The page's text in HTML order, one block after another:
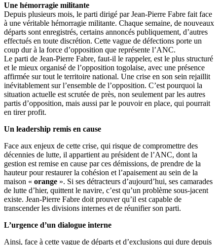
Une hémorragie militante
Depuis plusieurs mois, le parti dirigé par Jean-Pierre Fabre fait face
à une véritable hémorragie militante. Chaque semaine, de nouveaux
départs sont enregistrés, certains annoncés publiquement, d’autres
effectués en toute discrétion. Cette vague de défections porte un
coup dur à la force d’opposition que représente l’ANC.
Le parti de Jean-Pierre Fabre, faut-il le rappeler, est le plus structuré
et le mieux organisé de l’opposition togolaise, avec une présence
affirmée sur tout le territoire national. Une crise en son sein rejaillit
inévitablement sur l’ensemble de l’opposition. C’est pourquoi la
situation actuelle est scrutée de près, non seulement par les autres
partis d’opposition, mais aussi par le pouvoir en place, qui pourrait
en tirer profit.
Un leadership remis en cause
Face aux enjeux de cette crise, qui risque de compromettre des
décennies de lutte, il appartient au président de l’ANC, dont la
gestion est remise en cause par ces démissions, de prendre de la
hauteur pour restaurer la cohésion et l’apaisement au sein de la
maison « orange ». Si ses détracteurs d’aujourd’hui, ses camarades
de lutte d’hier, quittent le navire, c’est qu’un problème sous-jacent
existe. Jean-Pierre Fabre doit prouver qu’il est capable de
transcender les divisions internes et de réunifier son parti.
L’urgence d’un dialogue interne
Ainsi, face à cette vague de départs et d’exclusions qui dure depuis